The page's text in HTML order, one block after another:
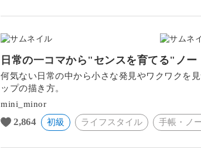
日常の一コマから"センスを育てる"ノー
何気ない日常の中から小さな発見やワクワクを
ップの描き方。
mini_minor
2,864 初級 ライフスタイル 手帳・ノ